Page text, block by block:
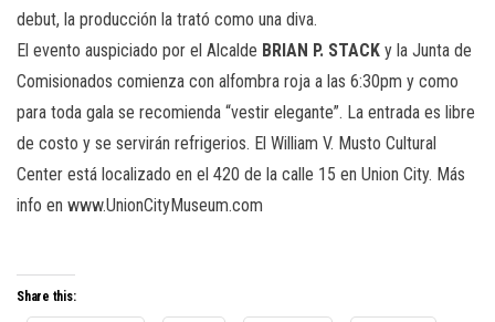
debut, la producción la trató como una diva.
El evento auspiciado por el Alcalde BRIAN P. STACK y la Junta de
Comisionados comienza con alfombra roja a las 6:30pm y como
para toda gala se recomienda “vestir elegante”. La entrada es libre
de costo y se servirán refrigerios. El William V. Musto Cultural
Center está localizado en el 420 de la calle 15 en Union City. Más
info en www.UnionCityMuseum.com
Share this: